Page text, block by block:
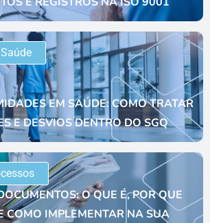
EM SAÚDE: COMO TRATAR
E DESVIOS DENTRO DO SGQ
O QUE É, POR QUE
COMO IMPLEMENTAR NA SUA